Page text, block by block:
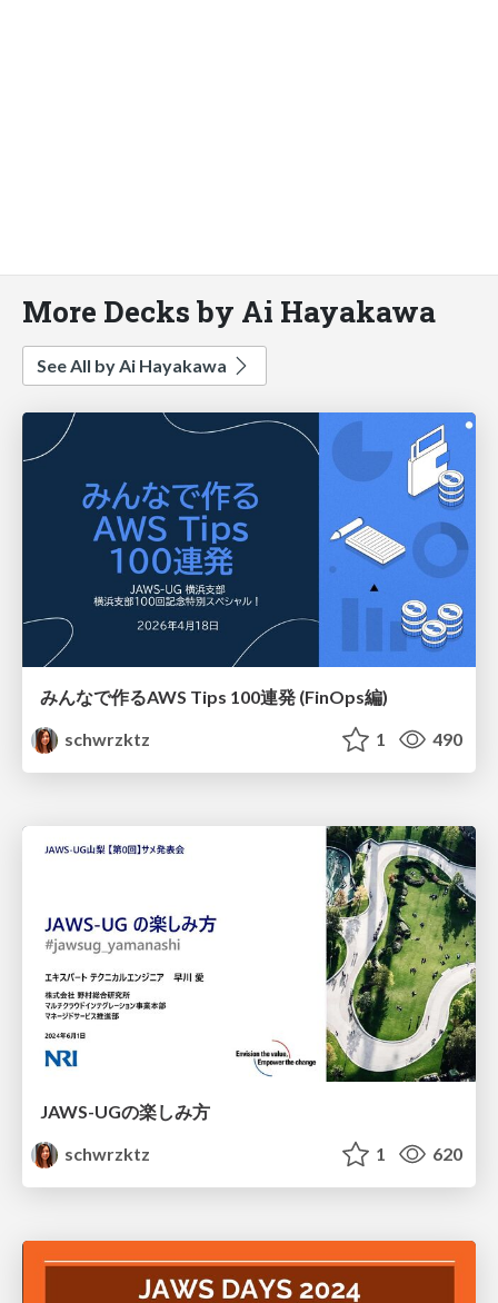
More Decks by Ai Hayakawa
See All by Ai Hayakawa
みんなで作るAWS Tips 100連発 (FinOps編)
schwrzktz
1 490
JAWS-UGの楽しみ方
schwrzktz
1 620